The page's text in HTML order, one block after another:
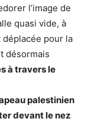
l’image de
quasi vide, à
déplacée pour la
désormais
à travers le
palestinien
devant le nez